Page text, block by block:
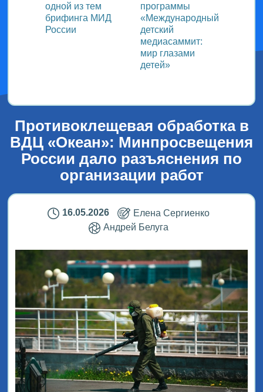
одной из тем
брифинга МИД
России
программы
«Международный
детский
медиасаммит:
мир глазами
детей»
Противоклещевая обработка в
ВДЦ «Океан»: Минпросвещения
России дало разъяснения по
организации работ
16.05.2026
Елена Сергиенко
Андрей Белуга